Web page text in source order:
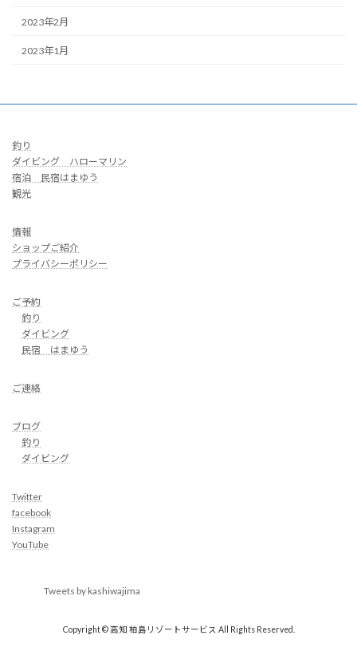
2023年2月
2023年1月
釣り
ダイビング ハローマリン
宿泊 民宿はまゆう
観光
情報
ショップご紹介
プライバシーポリシー
ご予約
釣り
ダイビング
民宿 はまゆう
ご連絡
ブログ
釣り
ダイビング
Twitter
facebook
Instagram
YouTube
Tweets by kashiwajima
Copyright © 高知 柏島リゾートサービス All Rights Reserved.